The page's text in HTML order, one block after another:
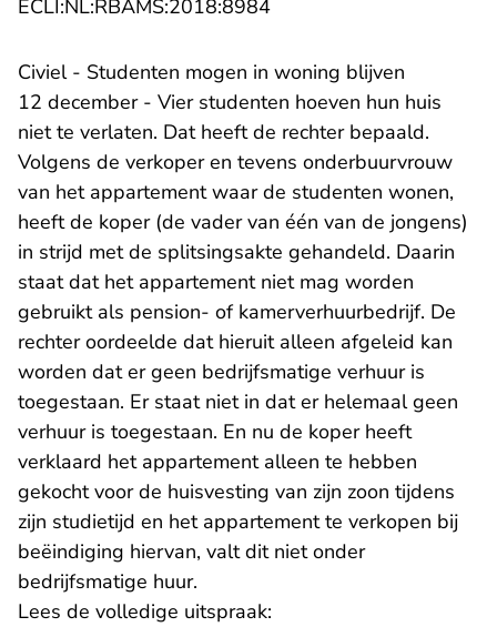
ECLI:NL:RBAMS:2018:8984- U verlaat
Civiel - Studenten mogen in woning blijven
12 december - Vier studenten hoeven hun huis
niet te verlaten. Dat heeft de rechter bepaald.
Volgens de verkoper en tevens onderbuurvrouw
van het appartement waar de studenten wonen,
heeft de koper (de vader van één van de jongens)
in strijd met de splitsingsakte gehandeld. Daarin
staat dat het appartement niet mag worden
gebruikt als pension- of kamerverhuurbedrijf. De
rechter oordeelde dat hieruit alleen afgeleid kan
worden dat er geen bedrijfsmatige verhuur is
toegestaan. Er staat niet in dat er helemaal geen
verhuur is toegestaan. En nu de koper heeft
verklaard het appartement alleen te hebben
gekocht voor de huisvesting van zijn zoon tijdens
zijn studietijd en het appartement te verkopen bij
beëindiging hiervan, valt dit niet onder
bedrijfsmatige huur.
Lees de volledige uitspraak: